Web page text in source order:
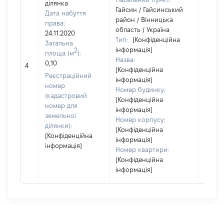
4
ділянка
Дата набуття
права:
24.11.2020
Загальна
площа (м2):
0,10
Реєстраційний
номер
(кадастровий
номер для
земельної
ділянки):
[Конфіденційна
інформація]
Гайсин / Гайсинський
район / Вінницька
область / Україна
Тип:
[Конфіденційна
інформація]
Назва:
[Конфіденційна
інформація]
Номер будинку:
[Конфіденційна
інформація]
Номер корпусу:
[Конфіденційна
інформація]
Номер квартири:
[Конфіденційна
інформація]